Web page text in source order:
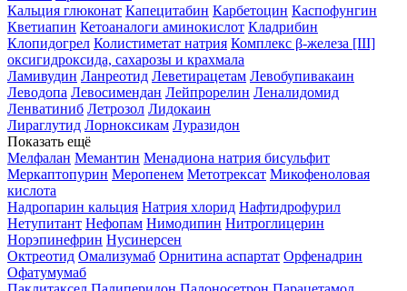
Кальция глюконат Капецитабин Карбетоцин Каспофунгин
Кветиапин Кетоаналоги аминокислот Кладрибин
Клопидогрел Колистиметат натрия Комплекс β-железа [III]
оксигидроксида, сахарозы и крахмала
Ламивудин Ланреотид Леветирацетам Левобупивакаин
Леводопа Левосимендан Лейпрорелин Леналидомид
Ленватиниб Летрозол Лидокаин
Лираглутид Лорноксикам Луразидон
Показать ещё
Мелфалан Мемантин Менадиона натрия бисульфит
Меркаптопурин Меропенем Метотрексат Микофеноловая
кислота
Надропарин кальция Натрия хлорид Нафтидрофурил
Нетупитант Нефопам Нимодипин Нитроглицерин
Норэпинефрин Нусинерсен
Октреотид Омализумаб Орнитина аспартат Орфенадрин
Офатумумаб